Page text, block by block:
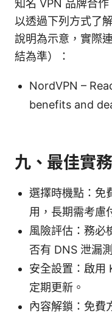
知名 VPN 品牌合作
以透過下列方式了
說明為示意，實際
結為準）：
NordVPN –
benefits and
九、最佳實
選擇時機點：免
用，長期需考慮
風險評估：務必
否有 DNS 泄漏
安全設置：啟用
定期更新。
內容解鎖：免費